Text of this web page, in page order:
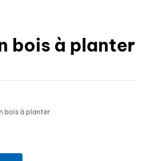
bois à planter
bois à planter